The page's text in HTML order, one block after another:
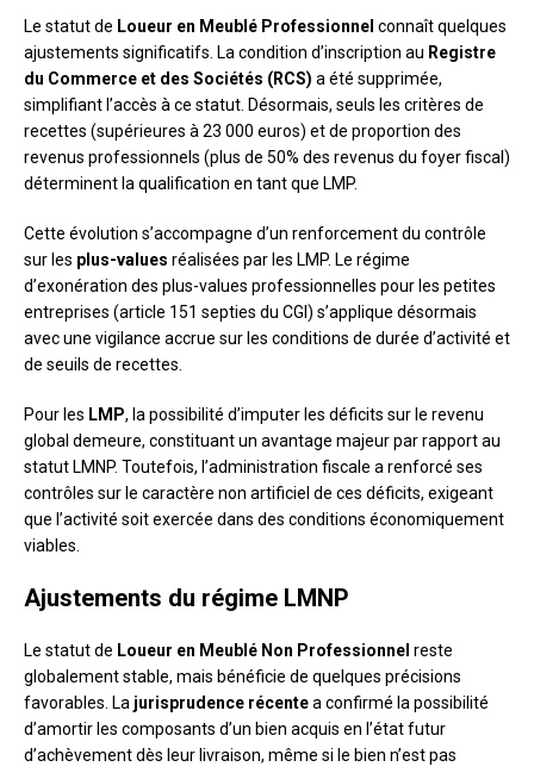
Le statut de Loueur en Meublé Professionnel connaît quelques
ajustements significatifs. La condition d’inscription au Registre
du Commerce et des Sociétés (RCS) a été supprimée,
simplifiant l’accès à ce statut. Désormais, seuls les critères de
recettes (supérieures à 23 000 euros) et de proportion des
revenus professionnels (plus de 50% des revenus du foyer fiscal)
déterminent la qualification en tant que LMP.
Cette évolution s’accompagne d’un renforcement du contrôle
sur les plus-values réalisées par les LMP. Le régime
d’exonération des plus-values professionnelles pour les petites
entreprises (article 151 septies du CGI) s’applique désormais
avec une vigilance accrue sur les conditions de durée d’activité et
de seuils de recettes.
Pour les LMP, la possibilité d’imputer les déficits sur le revenu
global demeure, constituant un avantage majeur par rapport au
statut LMNP. Toutefois, l’administration fiscale a renforcé ses
contrôles sur le caractère non artificiel de ces déficits, exigeant
que l’activité soit exercée dans des conditions économiquement
viables.
Ajustements du régime LMNP
Le statut de Loueur en Meublé Non Professionnel reste
globalement stable, mais bénéficie de quelques précisions
favorables. La jurisprudence récentea confirmé la possibilité
d’amortir les composants d’un bien acquis en l’état futur
d’achèvement dès leur livraison, même si le bien n’est pas